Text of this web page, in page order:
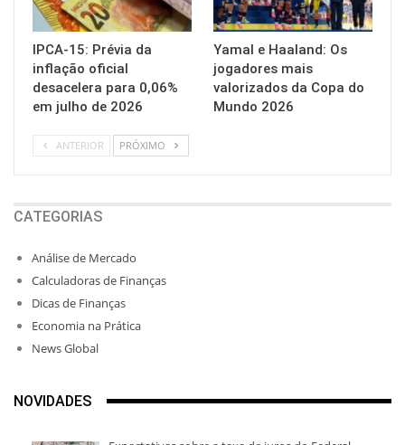
IPCA-15: Prévia da
inflação oficial
desacelera para 0,06%
em julho de 2026
Yamal e Haaland: Os
jogadores mais
valorizados da Copa do
Mundo 2026
ANTERIOR PRÓXIMO
CATEGORIAS
Análise de Mercado
Calculadoras de Finanças
Dicas de Finanças
Economia na Prática
News Global
NOVIDADES